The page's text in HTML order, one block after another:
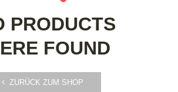
PRODUCTS
FOUND
ZURÜCK ZUM SHOP